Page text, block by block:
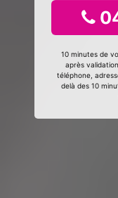
10 minutes de
après
téléphone,
delà des 10